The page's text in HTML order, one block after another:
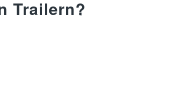
Trailern?